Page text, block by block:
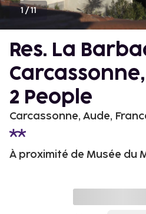
1 /11
Res. La
2 People
Carcassonne, Aude,
À proximité de Musée du